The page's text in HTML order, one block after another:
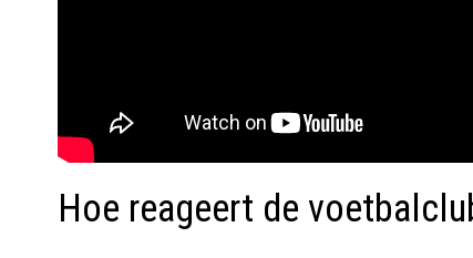
Hoe reageert de